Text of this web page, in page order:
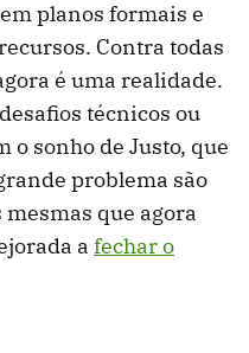
planos formais e
Contra todas
é uma realidade.
técnicos ou
sonho de Justo, que
problema são
que agora
a fechar o